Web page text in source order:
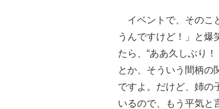
イベントで、そのこ
うんですけど！」と爆
たら、“ああ久しぶり
とか、そういう間柄の
ですよ。だけど、姉の
いるので、もう平気と